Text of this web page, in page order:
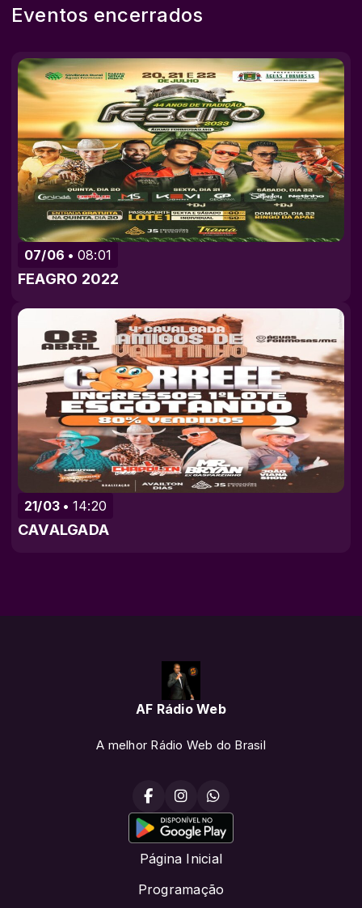
Eventos encerrados
07/06 08:01
FEAGRO 2022
21/03 14:20
CAVALGADA
AF Rádio Web
A melhor Rádio Web do Brasil
Página Inicial
Programação